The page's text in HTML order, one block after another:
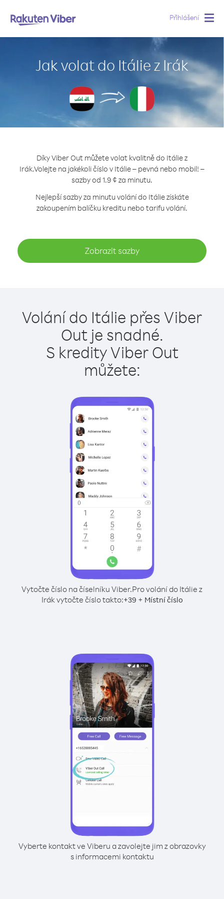
Přihlášení
Jak volat do Itálie z Irák
Díky Viber Out můžete volat kvalitně do Itálie z
Irák.Volejte na jakékoli číslo v Itálie – pevná nebo mobil! –
sazby od 1.9 ¢ za minutu.
Nejlepší sazby za minutu volání do Itálie získáte
zakoupením balíčku kreditu nebo tarifu volání.
Zobrazit sazby
Volání do Itálie přes Viber
Out je snadné.
S kredity Viber Out
můžete:
Vytočte číslo na číselníku Viber.Pro volání do Itálie z
Irák vytočte číslo takto:+39 + Místní číslo
Vyberte kontakt ve Viberu a zavolejte jim z obrazovky
s informacemi kontaktu